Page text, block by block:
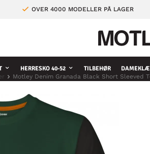
OVER 4000 MODELLER PÅ LAGER
HERRESKO 40-52 TILBEHØR
Motley Denim Granada Black Short Sleeved